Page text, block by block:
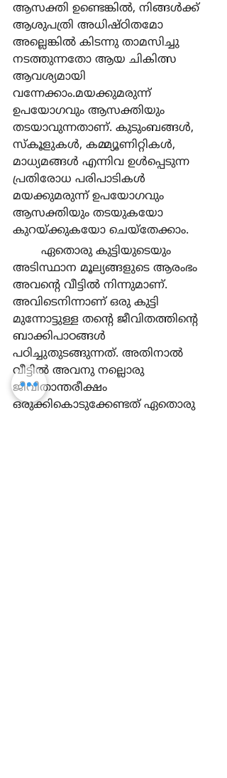
ആസക്തി ഉണ്ടെങ്കില്‍, നിങ്ങള്‍ക്ക്
ആശുപത്രി അധിഷ്ഠിതമോ
അല്ലെങ്കില്‍ കിടന്നു താമസിച്ചു
നടത്തുന്നതോ ആയ ചികിത്സ
ആവശ്യമായി
വന്നേക്കാം.മയക്കുമരുന്ന്
ഉപയോഗവും ആസക്തിയും
തടയാവുന്നതാണ്. കുടുംബങ്ങള്‍,
സ്കൂളുകള്‍, കമ്മ്യൂണിറ്റികള്‍,
മാധ്യമങ്ങള്‍ എന്നിവ ഉള്‍പ്പെടുന്ന
പ്രതിരോധ പരിപാടികള്‍
മയക്കുമരുന്ന് ഉപയോഗവും
ആസക്തിയും തടയുകയോ
കുറയ്ക്കുകയോ ചെയ്തേക്കാം.
അടിസ്ഥാന മൂല്യങ്ങളുടെ ആരംഭം
അവന്‍റെ വീട്ടില്‍ നിന്നുമാണ്.
അവിടെനിന്നാണ് ഒരു കുട്ടി
മുന്നോട്ടുള്ള തന്‍റെ ജീവിതത്തിന്‍റെ
ബാക്കിപാഠങ്ങള്‍
പഠിച്ചുതുടങ്ങുന്നത്. അതിനാല്‍
വീട്ടില്‍ അവനു നല്ലൊരു
ജീവിതാന്തരീക്ഷം
ഒരുക്കികൊടുക്കേണ്ടത് ഏതൊരു